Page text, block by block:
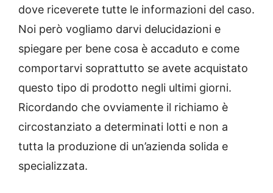
dove riceverete tutte le informazioni del caso.
Noi però vogliamo darvi delucidazioni e
spiegare per bene cosa è accaduto e come
comportarvi soprattutto se avete acquistato
questo tipo di prodotto negli ultimi giorni.
Ricordando che ovviamente il richiamo è
circostanziato a determinati lotti e non a
tutta la produzione di un’azienda solida e
specializzata.